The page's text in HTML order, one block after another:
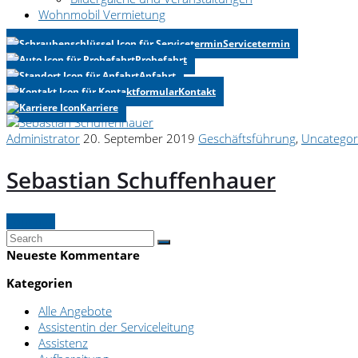
Wohnmobil Vermietung
Servicetermin
Probefahrt
Anfahrt
Kontakt
Karriere
Administrator 20. September 2019 Geschäftsführung,
Sebastian Schuffenhauer
Neueste Kommentare
Kategorien
Alle Angebote
Assistentin der Serviceleitung
Assistenz